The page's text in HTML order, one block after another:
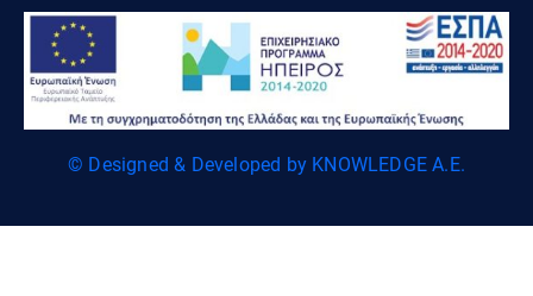
© Designed & Developed by KNOWLEDGE A.E.